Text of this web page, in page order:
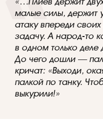
малые силы, держит
атаку впереди
задачу. А народ-то
в одном только деле
До чего дошли —
кричат: «Выходи,
палкой по танку.
выкурили!»